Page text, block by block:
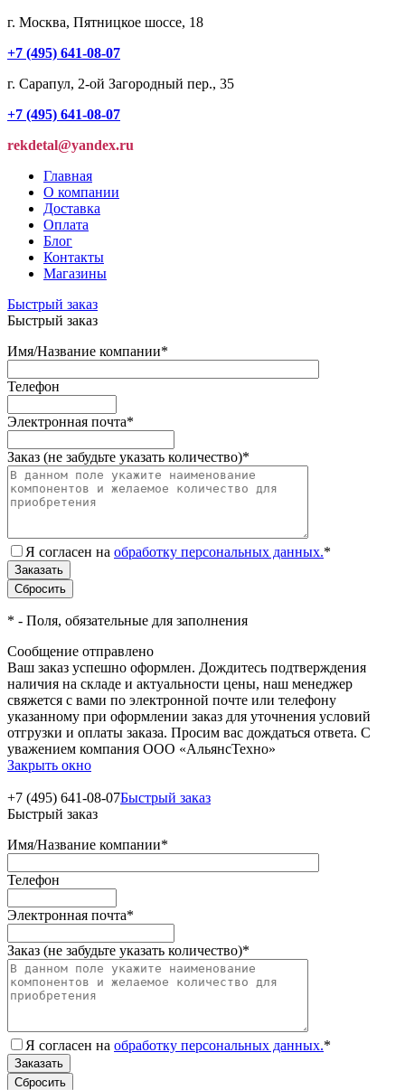
г. Москва, Пятницкое шоссе, 18
+7 (495) 641-08-07
г. Сарапул, 2-ой Загородный пер., 35
+7 (495) 641-08-07
rekdetal@yandex.ru
Главная
О компании
Доставка
Оплата
Блог
Контакты
Магазины
Быстрый заказ
Быстрый заказ
Имя/Название компании*
Телефон
Электронная почта*
Заказ (не забудьте указать количество)*
Я согласен на обработку персональных данных.*
* - Поля, обязательные для заполнения
Сообщение отправлено
Ваш заказ успешно оформлен. Дождитесь подтверждения
наличия на складе и актуальности цены, наш менеджер
свяжется с вами по электронной почте или телефону
указанному при оформлении заказ для уточнения условий
отгрузки и оплаты заказа. Просим вас дождаться ответа. С
уважением компания ООО «АльянсТехно»
Закрыть окно
+7 (495) 641-08-07Быстрый заказ
Быстрый заказ
Имя/Название компании*
Телефон
Электронная почта*
Заказ (не забудьте указать количество)*
Я согласен на обработку персональных данных.*